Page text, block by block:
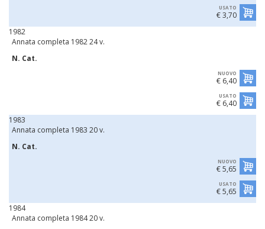
USATO
€ 3,70
1982
Annata completa 1982 24 v.
N. Cat.
NUOVO
€ 6,40
USATO
€ 6,40
1983
Annata completa 1983 20 v.
N. Cat.
NUOVO
€ 5,65
USATO
€ 5,65
1984
Annata completa 1984 20 v.